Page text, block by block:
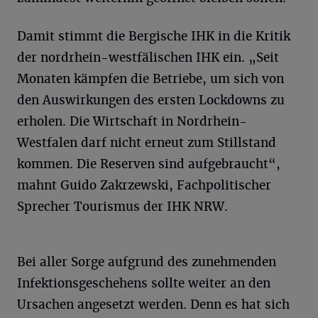
Damit stimmt die Bergische IHK in die Kritik
der nordrhein-westfälischen IHK ein. „Seit
Monaten kämpfen die Betriebe, um sich von
den Auswirkungen des ersten Lockdowns zu
erholen. Die Wirtschaft in Nordrhein-
Westfalen darf nicht erneut zum Stillstand
kommen. Die Reserven sind aufgebraucht“,
mahnt Guido Zakrzewski, Fachpolitischer
Sprecher Tourismus der IHK NRW.
Bei aller Sorge aufgrund des zunehmenden
Infektionsgeschehens sollte weiter an den
Ursachen angesetzt werden. Denn es hat sich